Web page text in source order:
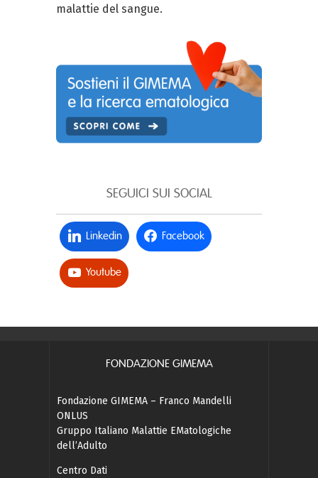
malattie del sangue.
SEGUICI SUI SOCIAL
Linkedin Facebook
Youtube
FONDAZIONE GIMEMA
Fondazione GIMEMA – Franco Mandelli
ONLUS
Gruppo Italiano Malattie EMatologiche
dell’Adulto
Centro Dati